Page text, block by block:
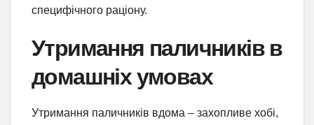
специфічного раціону.
Утримання паличників в
домашніх умовах
Утримання паличників вдома – захопливе хобі,